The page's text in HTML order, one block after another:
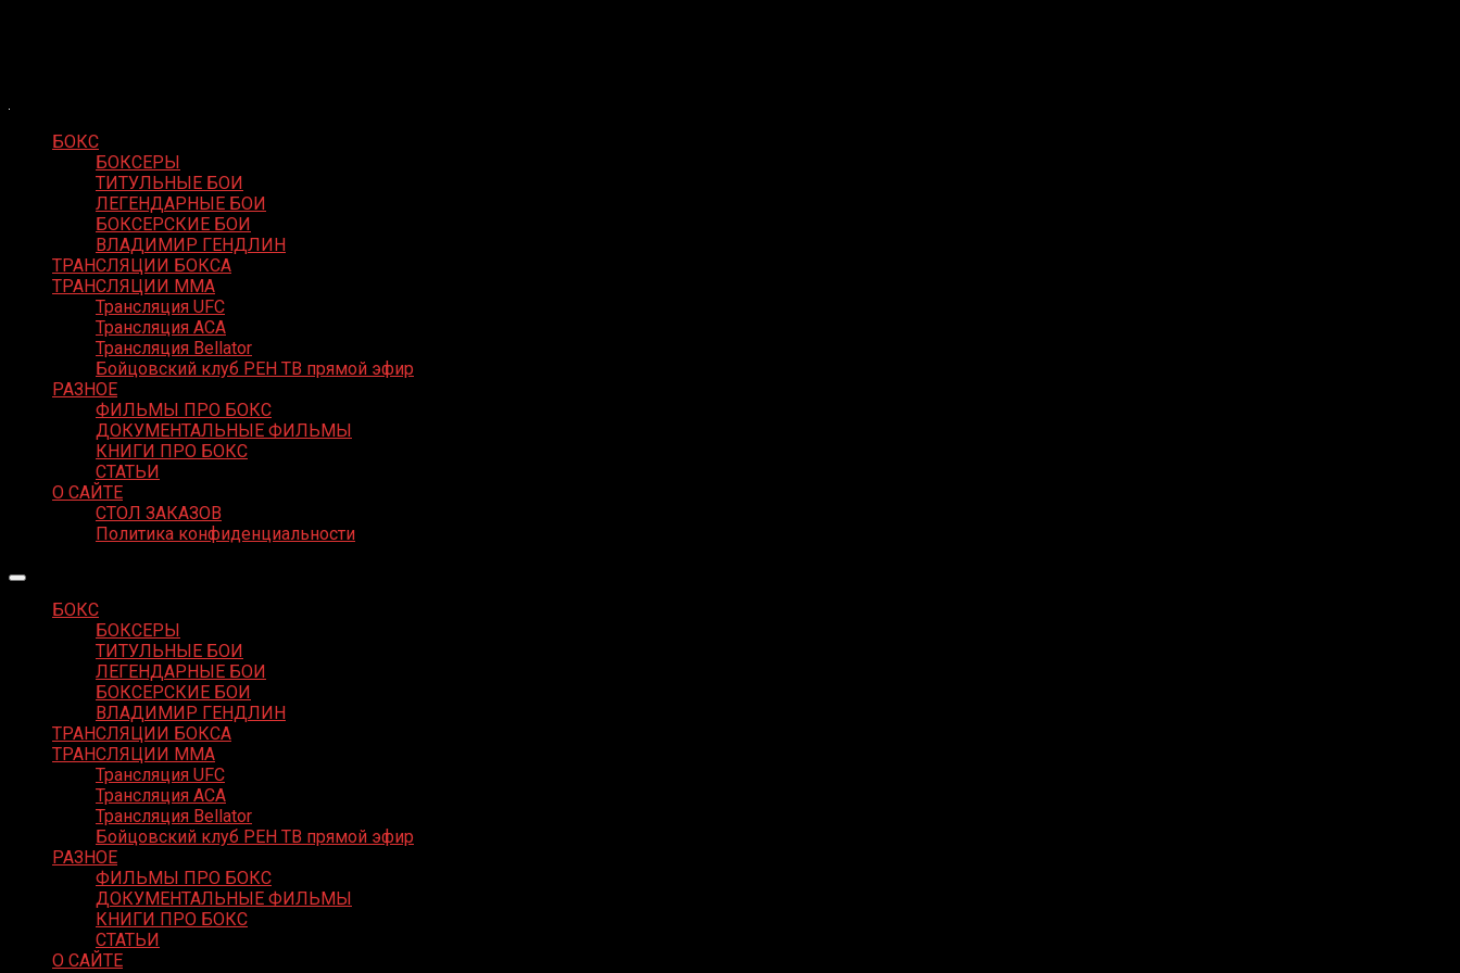
БОКС
БОКСЕРЫ
ТИТУЛЬНЫЕ БОИ
ЛЕГЕНДАРНЫЕ БОИ
БОКСЕРСКИЕ БОИ
ВЛАДИМИР ГЕНДЛИН
ТРАНСЛЯЦИИ БОКСА
ТРАНСЛЯЦИИ MMA
Трансляция UFC
Трансляция ACA
Трансляция Bellator
Бойцовский клуб РЕН ТВ прямой эфир
РАЗНОЕ
ФИЛЬМЫ ПРО БОКС
ДОКУМЕНТАЛЬНЫЕ ФИЛЬМЫ
КНИГИ ПРО БОКС
СТАТЬИ
О САЙТЕ
СТОЛ ЗАКАЗОВ
Политика конфиденциальности
БОКС
БОКСЕРЫ
ТИТУЛЬНЫЕ БОИ
ЛЕГЕНДАРНЫЕ БОИ
БОКСЕРСКИЕ БОИ
ВЛАДИМИР ГЕНДЛИН
ТРАНСЛЯЦИИ БОКСА
ТРАНСЛЯЦИИ MMA
Трансляция UFC
Трансляция ACA
Трансляция Bellator
Бойцовский клуб РЕН ТВ прямой эфир
РАЗНОЕ
ФИЛЬМЫ ПРО БОКС
ДОКУМЕНТАЛЬНЫЕ ФИЛЬМЫ
КНИГИ ПРО БОКС
СТАТЬИ
О САЙТЕ